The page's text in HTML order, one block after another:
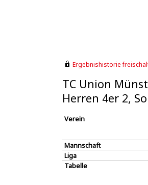
Ergebnishistorie
TC Union
Herren 4er 2,
Verein
Mannschaft
Liga
Tabelle